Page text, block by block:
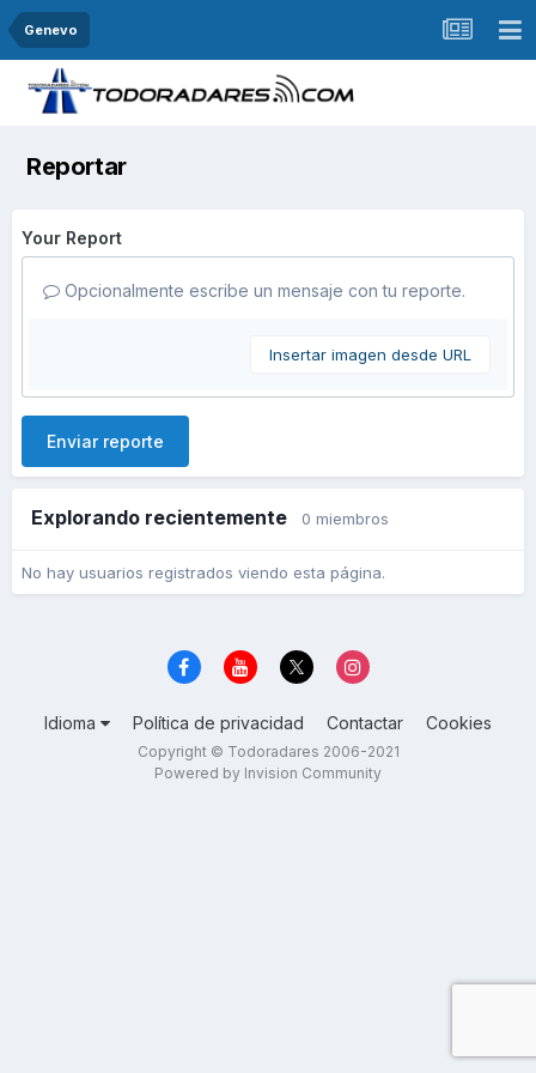
Genevo
Reportar
Your Report
Opcionalmente escribe un mensaje con tu reporte.
Insertar imagen desde URL
Enviar reporte
Explorando recientemente 0 miembros
No hay usuarios registrados viendo esta página.
Idioma Política de privacidad Contactar Cookies
Copyright © Todoradares 2006-2021
Powered by Invision Community